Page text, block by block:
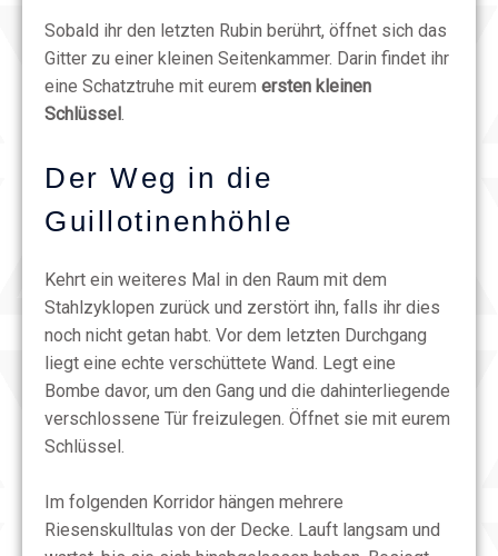
Sobald ihr den letzten Rubin berührt, öffnet sich das
Gitter zu einer kleinen Seitenkammer. Darin findet ihr
eine Schatztruhe mit eurem ersten kleinen
Schlüssel.
Der Weg in die
Guillotinenhöhle
Kehrt ein weiteres Mal in den Raum mit dem
Stahlzyklopen zurück und zerstört ihn, falls ihr dies
noch nicht getan habt. Vor dem letzten Durchgang
liegt eine echte verschüttete Wand. Legt eine
Bombe davor, um den Gang und die dahinterliegende
verschlossene Tür freizulegen. Öffnet sie mit eurem
Schlüssel.
Im folgenden Korridor hängen mehrere
Riesenskulltulas von der Decke. Lauft langsam und